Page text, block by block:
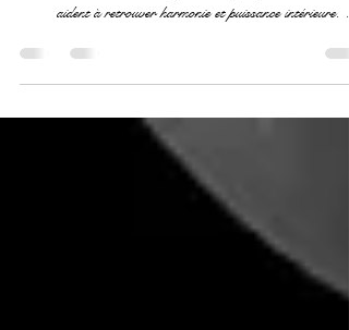
À
Épuisement, stress, besoin de se reconnecter ?
Mylène